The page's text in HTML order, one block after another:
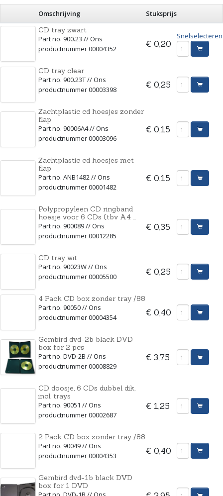
Omschrijving
Stuksprijs
CD tray zwart
Part no. 900.23 // Ons
productnummer 00004352
€ 0,20
Snelselecteren
CD tray clear
Part no. 900.23T // Ons
productnummer 00003398
€ 0,25
Zachtplastic cd hoesjes zonder
flap
Part no. 90006A4 // Ons
productnummer 00003096
€ 0,15
Zachtplastic cd hoesjes met
flap
Part no. ANB1482 // Ons
productnummer 00001482
€ 0,15
Polypropyleen CD ringband
hoesje voor 6 CDs (tbv A4 ...
Part no. 900089 // Ons
productnummer 00012285
€ 0,35
CD tray wit
Part no. 90023W // Ons
productnummer 00005500
€ 0,25
4 Pack CD box zonder tray /88
Part no. 90050 // Ons
productnummer 00004354
€ 0,40
Gembird dvd-2b black DVD
box for 2 pcs
Part no. DVD-2B // Ons
productnummer 00008829
€ 3,75
CD doosje, 6 CDs dubbel dik,
incl. trays
Part no. 90051 // Ons
productnummer 00002687
€ 1,25
2 Pack CD box zonder tray /88
Part no. 90049 // Ons
productnummer 00004353
€ 0,40
Gembird dvd-1b black DVD
box for 1 DVD